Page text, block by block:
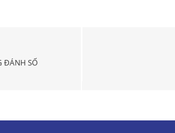
ĐÁNH SỐ